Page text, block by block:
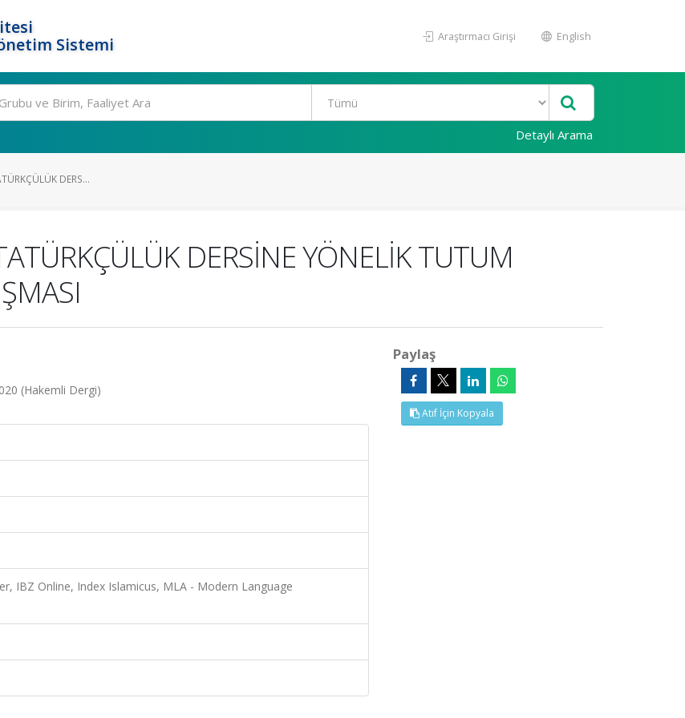
Sistemi
Araştırmacı Girişi English
Detaylı Arama
DERS...
DERSİNE YÖNELİK TUTUM
(Hakemli Dergi)
IBZ Online, Index Islamicus, MLA - Modern Language
Paylaş
Atıf İçin Kopyala